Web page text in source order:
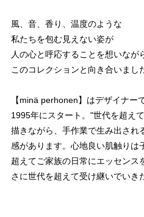
風、音、香り、温度のような
私たちを包む見えない姿が
人の心と呼応することを想いなが
このコレクションと向き合いまし
【minä perhonen】はデザイナー
1995年にスタート。"世代を超え
描きながら、手作業で生み出され
感があります。心地良い肌触りは
超えてご家族の日常にエッセンス
さに世代を超えて受け継いでいき